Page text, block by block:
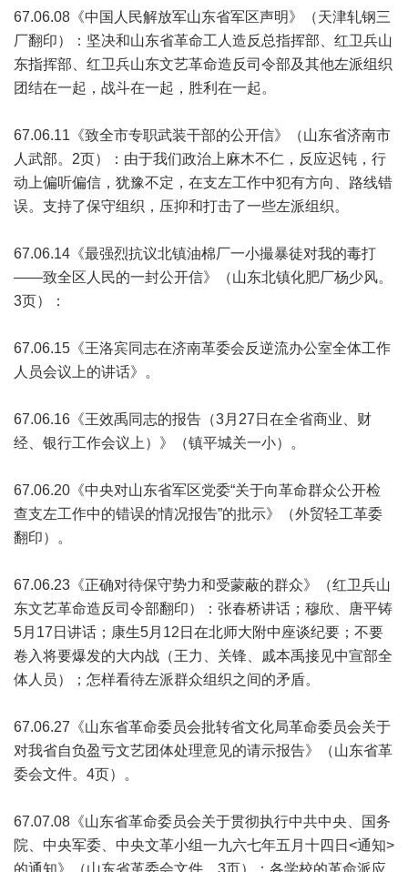
67.06.08《中国人民解放军山东省军区声明》（天津轧钢三
厂翻印）：坚决和山东省革命工人造反总指挥部、红卫兵山
东指挥部、红卫兵山东文艺革命造反司令部及其他左派组织
团结在一起，战斗在一起，胜利在一起。
67.06.11《致全市专职武装干部的公开信》（山东省济南市
人武部。2页）：由于我们政治上麻木不仁，反应迟钝，行
动上偏听偏信，犹豫不定，在支左工作中犯有方向、路线错
误。支持了保守组织，压抑和打击了一些左派组织。
67.06.14《最强烈抗议北镇油棉厂一小撮暴徒对我的毒打
——致全区人民的一封公开信》（山东北镇化肥厂杨少风。
3页）：
67.06.15《王洛宾同志在济南革委会反逆流办公室全体工作
人员会议上的讲话》。
67.06.16《王效禹同志的报告（3月27日在全省商业、财
经、银行工作会议上）》（镇平城关一小）。
67.06.20《中央对山东省军区党委“关于向革命群众公开检
查支左工作中的错误的情况报告”的批示》（外贸轻工革委
翻印）。
67.06.23《正确对待保守势力和受蒙蔽的群众》（红卫兵山
东文艺革命造反司令部翻印）：张春桥讲话；穆欣、唐平铸
5月17日讲话；康生5月12日在北师大附中座谈纪要；不要
卷入将要爆发的大内战（王力、关锋、戚本禹接见中宣部全
体人员）；怎样看待左派群众组织之间的矛盾。
67.06.27《山东省革命委员会批转省文化局革命委员会关于
对我省自负盈亏文艺团体处理意见的请示报告》（山东省革
委会文件。4页）。
67.07.08《山东省革命委员会关于贯彻执行中共中央、国务
院、中央军委、中央文革小组一九六七年五月十四日<通知>
的通知》（山东省革委会文件。3页）：各学校的革命派应